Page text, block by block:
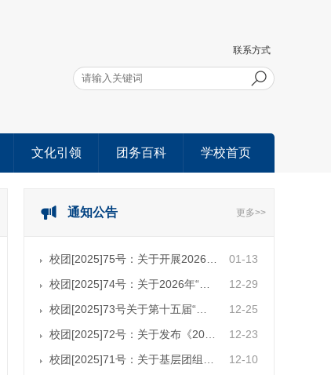
联系方式
文化引领 团务百科 学校首页
更多>>
通知公告
01-13
校团[2025]75号：关于开展2026…
12-29
校团[2025]74号：关于2026年“…
12-25
校团[2025]73号关于第十五届“…
12-23
校团[2025]72号：关于发布《20…
12-10
校团[2025]71号：关于基层团组…